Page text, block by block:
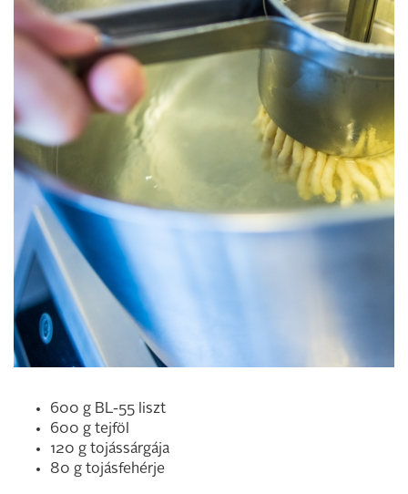
600 g BL-55 liszt
600 g tejföl
120 g tojássárgája
80 g tojásfehérje